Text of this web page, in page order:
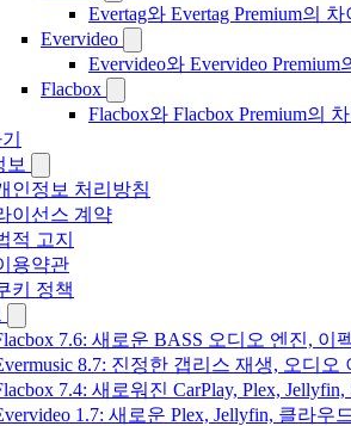
Evertag와 Evertag Premium의
Evervideo
Evervideo와 Evervideo
Flacbox
Flacbox와 Flacbox Premium의
보
인정보 처리방침
이선스 계약
적 고지
용약관
키 정책
7.6: 새로운 BASS 오디오 엔진, 이
8.7: 진정한 갭리스 재생, 오디
7.4: 새로워진 CarPlay, Plex,
1.7: 새로운 Plex, Jellyfin, 클라우